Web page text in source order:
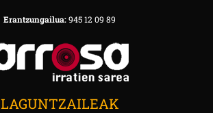
Erantzungailua:945 12 09 89
LAGUNTZAILEAK